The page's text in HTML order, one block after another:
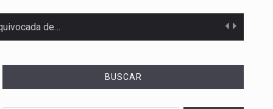
de…
BUSCAR